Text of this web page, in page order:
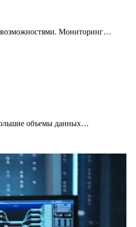
возможностями. Мониторинг…
объемы данных…